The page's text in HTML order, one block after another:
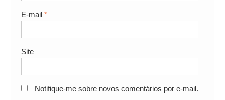
E-mail *
Site
Notifique-me sobre novos comentários por e-mail.